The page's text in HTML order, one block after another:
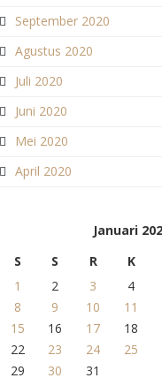
September 2020
Agustus 2020
Juli 2020
Juni 2020
Mei 2020
April 2020
Januari
S
S R K
1
2 3 4
8
9 10 11
15
16 17 18
22
23 24 25
29
30 31